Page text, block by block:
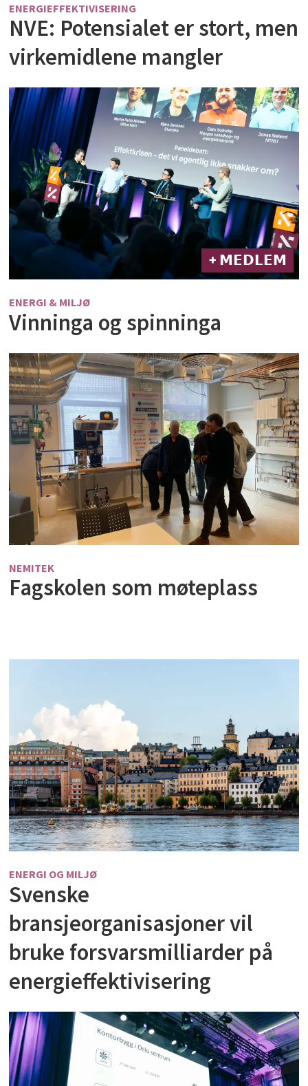
ENERGIEFFEKTIVISERING
NVE: Potensialet er stort, men
virkemidlene mangler
+ 𝗠𝗘𝗗𝗟𝗘𝗠
ENERGI & MILJØ
Vinninga og spinninga
NEMITEK
Fagskolen som møteplass
ENERGI OG MILJØ
Svenske
bransjeorganisasjoner vil
bruke forsvarsmilliarder på
energieffektivisering